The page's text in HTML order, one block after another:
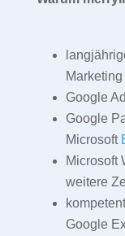
Marketing
Google
Google
Microsoft
Microsoft
weitere
Google